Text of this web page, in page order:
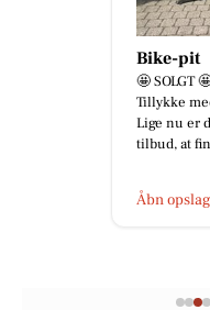
Bike-pit
🤩 SOLGT
Tillykke
Lige nu er
tilbud, at
Åbn